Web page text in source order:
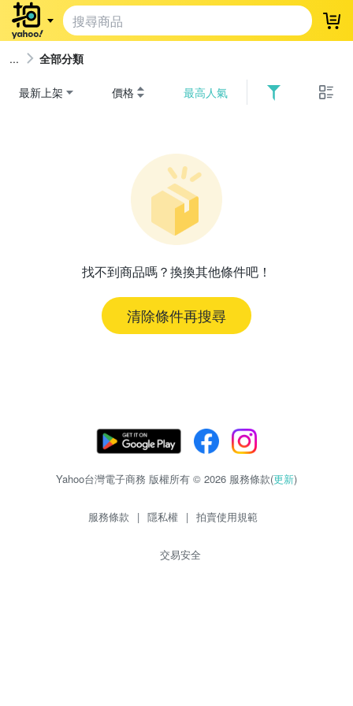
登
全部分類
最新上架 價格 最高人氣
找不到商品嗎？換換其他條件吧！
清除條件再搜尋
Yahoo台灣電子商務 版權所有 © 2026 服務條款(更新)
服務條款 | 隱私權 | 拍賣使用規範
交易安全